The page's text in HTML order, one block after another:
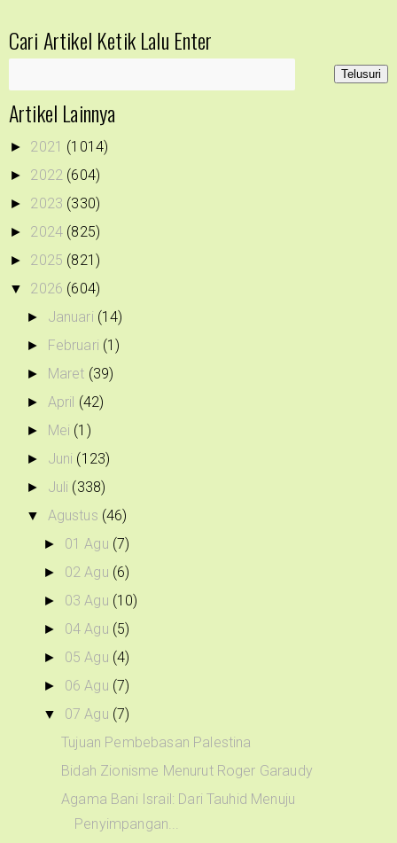
Cari Artikel Ketik Lalu Enter
Artikel Lainnya
► 2021 (1014)
► 2022 (604)
► 2023 (330)
► 2024 (825)
► 2025 (821)
▼ 2026 (604)
► Januari (14)
► Februari (1)
► Maret (39)
► April (42)
► Mei (1)
► Juni (123)
► Juli (338)
▼ Agustus (46)
► 01 Agu (7)
► 02 Agu (6)
► 03 Agu (10)
► 04 Agu (5)
► 05 Agu (4)
► 06 Agu (7)
▼ 07 Agu (7)
Tujuan Pembebasan Palestina
Bidah Zionisme Menurut Roger Garaudy
Agama Bani Israil: Dari Tauhid Menuju
Penyimpangan...